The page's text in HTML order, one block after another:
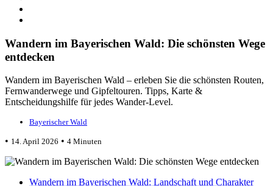
Wandern im Bayerischen Wald: Die schönsten Wege
entdecken
Wandern im Bayerischen Wald – erleben Sie die schönsten Routen,
Fernwanderwege und Gipfeltouren. Tipps, Karte &
Entscheidungshilfe für jedes Wander-Level.
Bayerischer Wald
• 14. April 2026 • 4 Minuten
Wandern im Bayerischen Wald: Landschaft und Charakter